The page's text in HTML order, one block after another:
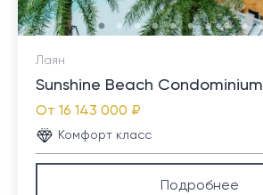
Лаян
Sunshine Beach Condominium
От 16 143 000 ₽
Комфорт класс
Подробнее